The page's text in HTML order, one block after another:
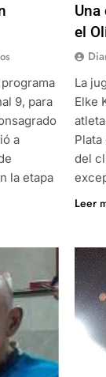
9, para
a
la etapa
el
La
Elke
del
Leer